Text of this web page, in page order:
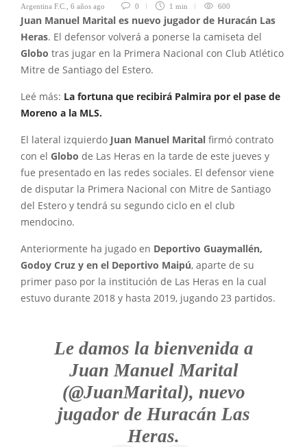
Argentina F.C. 6 años ago 0 1 min 600
Juan Manuel Marital es nuevo jugador de Huracán Las
Heras. El defensor volverá a ponerse la camiseta del
Globo tras jugar en la Primera Nacional con Club Atlético
Mitre de Santiago del Estero.
Leé más: La fortuna que recibirá Palmira por el pase de
Moreno a la MLS.
El lateral izquierdo Juan Manuel Marital firmó contrato
con el Globo de Las Heras en la tarde de este jueves y
fue presentado en las redes sociales. El defensor viene
de disputar la Primera Nacional con Mitre de Santiago
del Estero y tendrá su segundo ciclo en el club
mendocino.
Anteriormente ha jugado en Deportivo Guaymallén,
Godoy Cruz y en el Deportivo Maipú, aparte de su
primer paso por la institución de Las Heras en la cual
estuvo durante 2018 y hasta 2019, jugando 23 partidos.
Le damos la bienvenida a
Juan Manuel Marital
(@JuanMarital), nuevo
jugador de Huracán Las
Heras.